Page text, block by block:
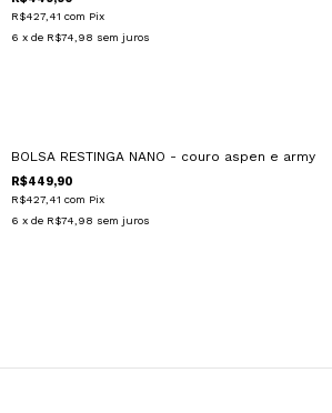
R$427,41 com Pix
6 x de R$74,98 sem juros
BOLSA RESTINGA NANO - couro aspen e army
R$449,90
R$427,41 com Pix
6 x de R$74,98 sem juros